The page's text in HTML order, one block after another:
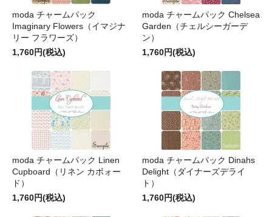
moda チャームパック
Imaginary Flowers（イマジナ
リー フラワーズ）
1,760円(税込)
moda チャームパック Chelsea
Garden（チェルシーガーデ
ン）
1,760円(税込)
moda チャームパック Linen
Cupboard（リネン カボォー
ド）
1,760円(税込)
moda チャームパック Dinahs
Delight（ダイナーズデライ
ト）
1,760円(税込)